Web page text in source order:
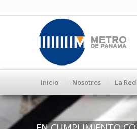
Inicio Nosotros La Red